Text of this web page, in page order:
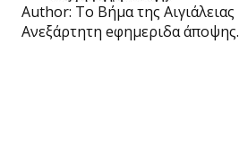
Author: Το Βήμα της Αιγιάλειας
Ανεξάρτητη eφημεριδα άποψης.